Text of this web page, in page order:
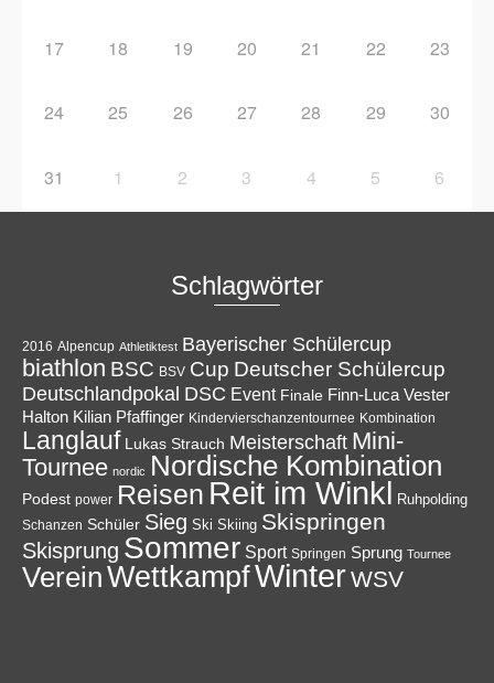
17 18 19 20 21 22 23
24 25 26 27 28 29 30
31 1 2 3 4 5 6
Schlagwörter
2016 Alpencup Athletiktest Bayerischer Schülercup
biathlon BSC BSV Cup Deutscher Schülercup
Deutschlandpokal DSC Event Finale Finn-Luca Vester
Halton Kilian Pfaffinger Kindervierschanzentournee Kombination
Langlauf Lukas Strauch Meisterschaft Mini-
Tournee nordic Nordische Kombination
Podest power Reisen Reit im Winkl Ruhpolding
Schanzen Schüler Sieg Ski Skiing Skispringen
Skisprung Sommer Sport Springen Sprung Tournee
VereinWettkampfWinterWSV